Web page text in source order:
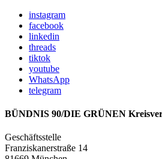
instagram
facebook
linkedin
threads
tiktok
youtube
WhatsApp
telegram
BÜNDNIS 90/DIE GRÜNEN
Geschäftsstelle
Franziskanerstraße 14